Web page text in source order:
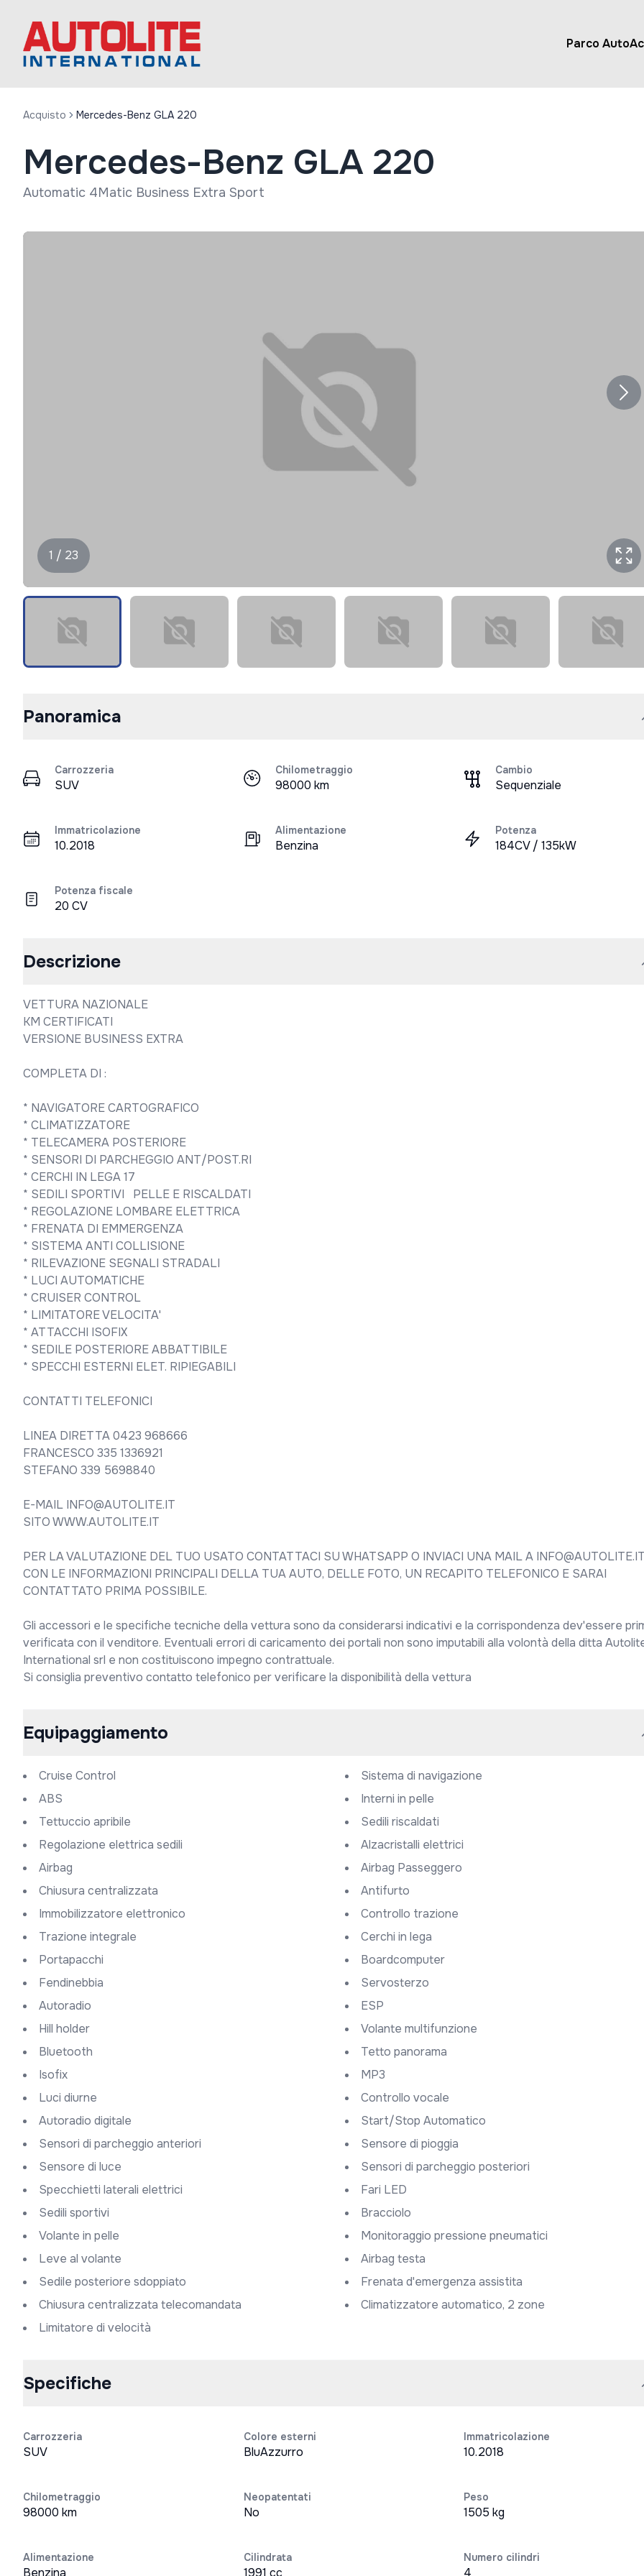
Parco Auto
Acquisto Mercedes-Benz GLA 220
Mercedes-Benz GLA 220
Automatic 4Matic Business Extra Sport
1 / 23
Panoramica
Carrozzeria
SUV
Chilometraggio
98000 km
Cambio
Sequenziale
Immatricolazione
10.2018
Alimentazione
Benzina
Potenza
184CV / 135kW
Potenza fiscale
20 CV
Descrizione
VETTURA NAZIONALE
KM CERTIFICATI
VERSIONE BUSINESS EXTRA
COMPLETA DI :
* NAVIGATORE CARTOGRAFICO
* CLIMATIZZATORE
* TELECAMERA POSTERIORE
* SENSORI DI PARCHEGGIO ANT/POST.RI
* CERCHI IN LEGA 17
* SEDILI SPORTIVI   PELLE E RISCALDATI
* REGOLAZIONE LOMBARE ELETTRICA
* FRENATA DI EMMERGENZA
* SISTEMA ANTI COLLISIONE
* RILEVAZIONE SEGNALI STRADALI
* LUCI AUTOMATICHE
* CRUISER CONTROL
* LIMITATORE VELOCITA'
* ATTACCHI ISOFIX
* SEDILE POSTERIORE ABBATTIBILE
* SPECCHI ESTERNI ELET. RIPIEGABILI
CONTATTI TELEFONICI
LINEA DIRETTA 0423 968666
FRANCESCO 335 1336921
STEFANO 339 5698840
E-MAIL INFO@AUTOLITE.IT
SITO WWW.AUTOLITE.IT
PER LA VALUTAZIONE DEL TUO USATO CONTATTACI SU WHATSAPP O INVIACI UNA MAIL A
CON LE INFORMAZIONI PRINCIPALI DELLA TUA AUTO, DELLE FOTO, UN RECAPITO TELEFONICO E SARAI
CONTATTATO PRIMA POSSIBILE.
Gli accessori e le specifiche tecniche della vettura sono da considerarsi indicativi e la corrispondenza dev'essere
verificata con il venditore. Eventuali errori di caricamento dei portali non sono imputabili alla volontà della ditta
International srl e non costituiscono impegno contrattuale.
Si consiglia preventivo contatto telefonico per verificare la disponibilità della vettura
Equipaggiamento
Cruise Control
Sistema di navigazione
ABS
Interni in pelle
Tettuccio apribile
Sedili riscaldati
Regolazione elettrica sedili
Alzacristalli elettrici
Airbag
Airbag Passeggero
Chiusura centralizzata
Antifurto
Immobilizzatore elettronico
Controllo trazione
Trazione integrale
Cerchi in lega
Portapacchi
Boardcomputer
Fendinebbia
Servosterzo
Autoradio
ESP
Hill holder
Volante multifunzione
Bluetooth
Tetto panorama
Isofix
MP3
Luci diurne
Controllo vocale
Autoradio digitale
Start/Stop Automatico
Sensori di parcheggio anteriori
Sensore di pioggia
Sensore di luce
Sensori di parcheggio posteriori
Specchietti laterali elettrici
Fari LED
Sedili sportivi
Bracciolo
Volante in pelle
Monitoraggio pressione pneumatici
Leve al volante
Airbag testa
Sedile posteriore sdoppiato
Frenata d'emergenza assistita
Chiusura centralizzata telecomandata
Climatizzatore automatico, 2 zone
Limitatore di velocità
Specifiche
Carrozzeria
SUV
Colore esterni
BluAzzurro
Immatricolazione
10.2018
Chilometraggio
98000 km
Neopatentati
No
Peso
1505 kg
Alimentazione
Benzina
Cilindrata
1991 cc
Numero cilindri
4